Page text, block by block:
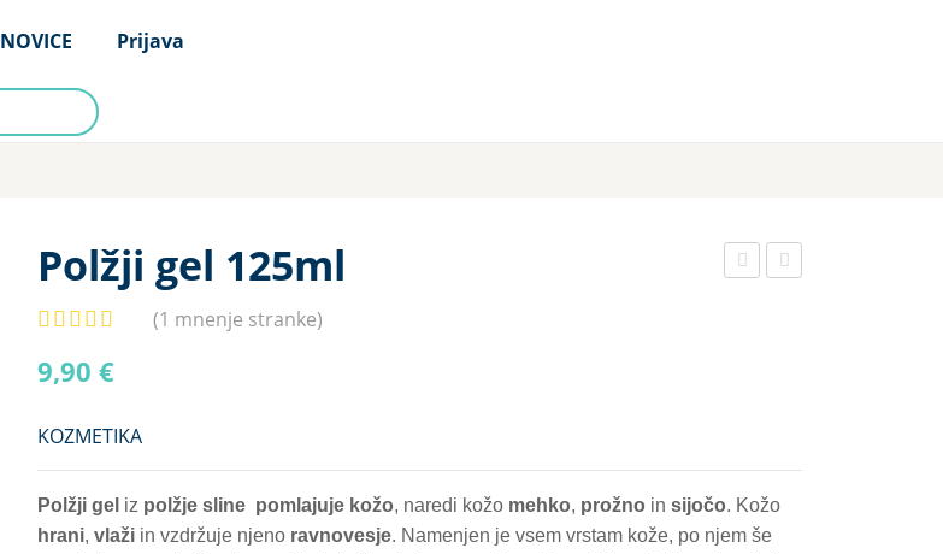
NOVICE Prijava
Polžji gel 125ml
(1 mnenje stranke)
9,90 €
KOZMETIKA
Polžji gel iz polžje sline pomlajuje kožo, naredi kožo mehko, prožno in sijočo. Kožo
hrani, vlaži in vzdržuje njeno ravnovesje. Namenjen je vsem vrstam kože, po njem še